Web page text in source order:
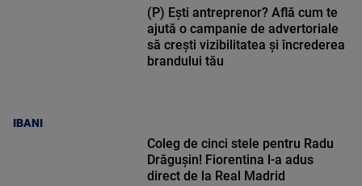
IBANI
(P) Ești antreprenor? Află cum te
ajută o campanie de advertoriale
să crești vizibilitatea și încrederea
brandului tău
Coleg de cinci stele pentru Radu
Drăgușin! Fiorentina l-a adus
direct de la Real Madrid